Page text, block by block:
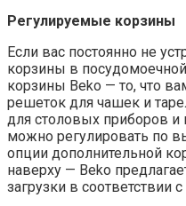
Регулируемые корзины
Если вас постоянно не
корзины в
корзины Beko — то, что
решеток для чашек и
для столовых приборов и
можно регулировать по
опции дополнительной
наверху — Beko
загрузки в соответствии